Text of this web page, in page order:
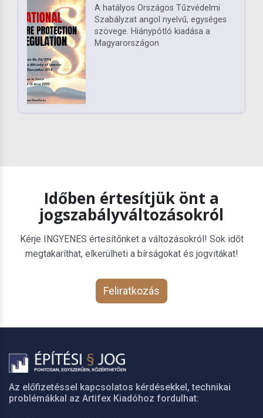
A hatályos Országos Tűzvédelmi
Szabályzat angol nyelvű, egységes
szövege. Hiánypótló kiadása a
Magyarországon
Időben értesítjük önt a
jogszabályváltozásokról
Kérje INGYENES értesítőnket a változásokról! Sok időt
megtakaríthat, elkerülheti a bírságokat és jogvitákat!
Feliratkozás
Az előfizetéssel kapcsolatos kérdésekkel, technikai
problémákkal az Artifex Kiadóhoz fordulhat: